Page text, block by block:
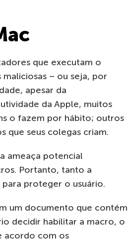
que executam o
– ou seja, por
apesar da
da Apple, muitos
o fazem por hábito; outros
que seus colegas criam.
ameaça potencial
Portanto, tanto a
proteger o usuário.
um documento que contém
decidir habilitar a macro, o
acordo com os